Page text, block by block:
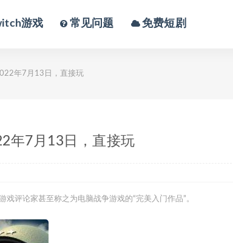
游戏 常见问题 免费短剧
年7月13日，直接玩
年7月13日，直接玩
评论家甚至称之为电脑战争游戏的“完美入门作品”。